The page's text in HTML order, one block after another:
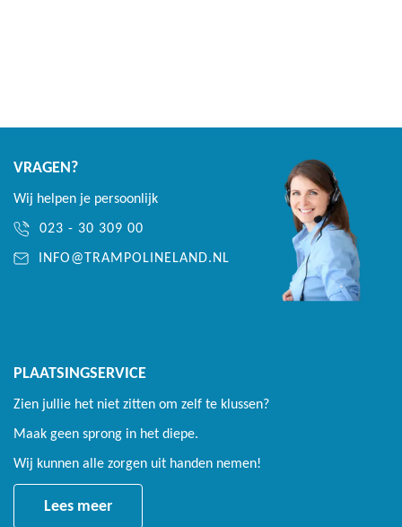
VRAGEN?
Wij helpen je persoonlijk
023 - 30 309 00
INFO@TRAMPOLINELAND.NL
PLAATSINGSERVICE
Zien jullie het niet zitten om zelf te klussen?
Maak geen sprong in het diepe.
Wij kunnen alle zorgen uit handen nemen!
Lees meer